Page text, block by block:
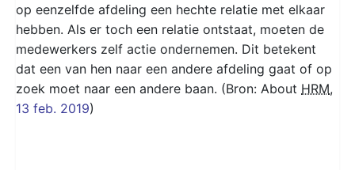
op eenzelfde afdeling een hechte relatie met elkaar
hebben. Als er toch een relatie ontstaat, moeten de
medewerkers zelf actie ondernemen. Dit betekent
dat een van hen naar een andere afdeling gaat of op
zoek moet naar een andere baan. (Bron: About HRM,
13 feb. 2019)